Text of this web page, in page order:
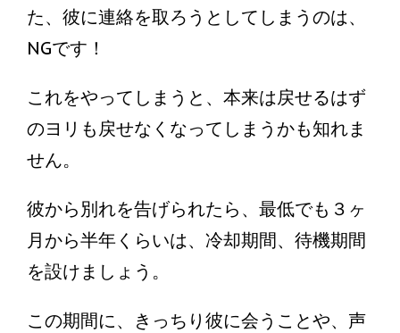
た、彼に連絡を取ろうとしてしまうのは、
NGです！
これをやってしまうと、本来は戻せるはず
のヨリも戻せなくなってしまうかも知れま
せん。
彼から別れを告げられたら、最低でも３ヶ
月から半年くらいは、冷却期間、待機期間
を設けましょう。
この期間に、きっちり彼に会うことや、声